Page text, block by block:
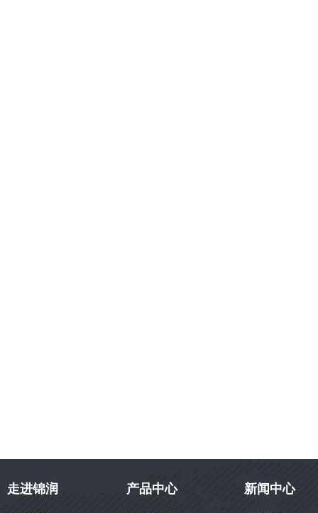
走进锦润 新闻中心
产品中心